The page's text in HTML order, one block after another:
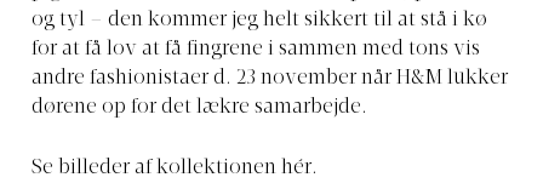
og tyl – den kommer jeg helt sikkert til at stå i kø
for at få lov at få fingrene i sammen med tons vis
andre fashionistaer d. 23 november når H&M lukker
dørene op for det lækre samarbejde.
Se billeder af kollektionen hér.